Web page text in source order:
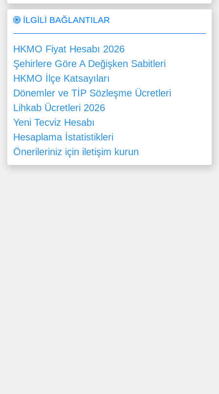
İLGİLİ BAĞLANTILAR
HKMO Fiyat Hesabı 2026
Şehirlere Göre A Değişken Sabitleri
HKMO İlçe Katsayıları
Dönemler ve TİP Sözleşme Ücretleri
Lihkab Ücretleri 2026
Yeni Tecviz Hesabı
Hesaplama İstatistikleri
Önerileriniz için iletişim kurun